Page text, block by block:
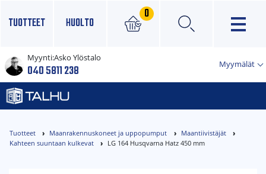
TUOTTEET HUOLTO
0
×
Myynti:Asko Ylöstalo
040 5811 238 Myymälät
Tuotteet Maanrakennuskoneet ja uppopumput
Maantiivistäjät
Kahteen suuntaan kulkevat
LG 164 Husqvarna Hatz 450 mm